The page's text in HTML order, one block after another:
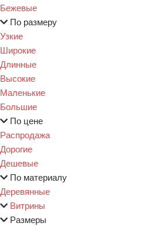
Бежевые
По размеру
Узкие
Широкие
Длинные
Высокие
Маленькие
Большие
По цене
Распродажа
Дорогие
Дешевые
По материалу
Деревянные
Витрины
Размеры